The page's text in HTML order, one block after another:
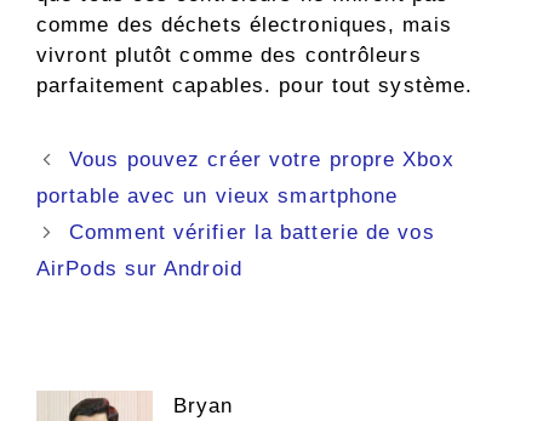
comme des déchets électroniques, mais
vivront plutôt comme des contrôleurs
parfaitement capables. pour tout système.
Navigation
des
Vous pouvez créer votre propre Xbox
portable avec un vieux smartphone
Comment vérifier la batterie de vos
AirPods sur Android
Bryan